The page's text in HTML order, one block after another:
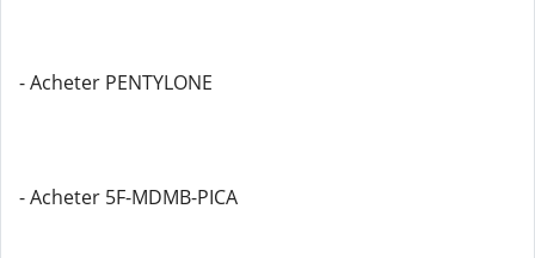
- Acheter PENTYLONE
- Acheter 5F-MDMB-PICA